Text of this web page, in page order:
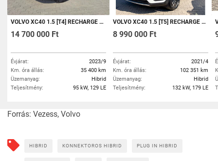
VOLVO XC40 1.5 [T4] RECHARGE PLUS DARK DCT MAGYARORSZÁGI! ÁFÁS! GARANCIÁLIS!
14 700 000 Ft
Évjárat:
2023/9
Km. óra állás:
35 400 km
Üzemanyag:
Hibrid
Teljesítmény:
95 kW, 129 LE
VOLVO XC40 1.5 [T5] RECHARGE ULTIMATE BRIGHT DCT TETŐ!NAVI!APP!LED!360KAMERA!BŐR!ÜLÉSKORMÁNYFŰTÉS!MO.I!1.TULAJ!102.351KM!
8 990 000 Ft
Évjárat:
2021/4
Km. óra állás:
102 351 km
Üzemanyag:
Hibrid
Teljesítmény:
132 kW, 179 LE
Forrás: Vezess, Volvo
HIBRID KONNEKTOROS HIBRID PLUG IN HIBRID